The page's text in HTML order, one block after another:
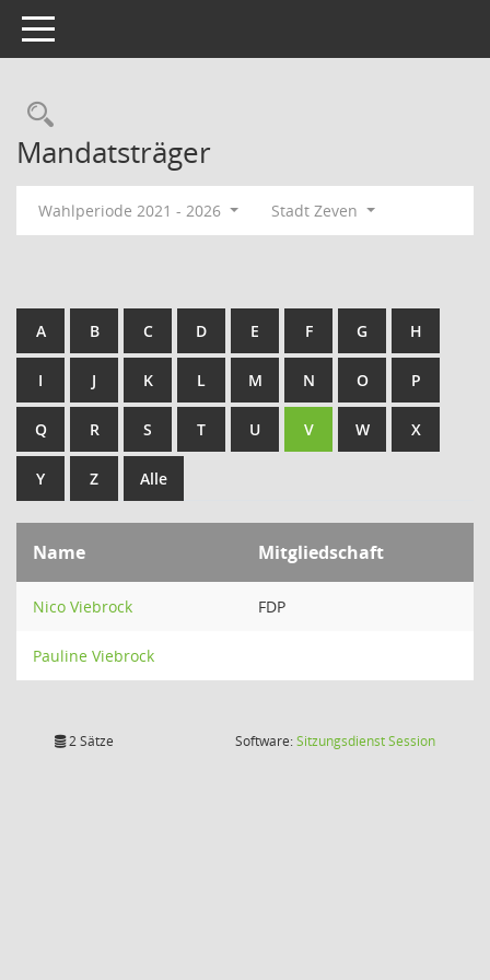
Toggle navigation
Rechercheauswahl
Mandatsträger
Wahlperiode 2021 - 2026 Stadt Zeven
A B C D E F G H
I J K L M N O P
Q R S T U V W X
Y Z Alle
Name Mitgliedschaft
Nico Viebrock FDP
Pauline Viebrock
2 Sätze Software:SitzungsdienstSession(Wird in